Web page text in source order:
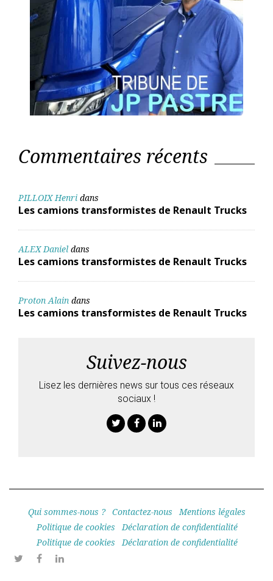
Commentaires récents
PILLOIX Henri dans
Les camions transformistes de Renault Trucks
ALEX Daniel dans
Les camions transformistes de Renault Trucks
Proton Alain dans
Les camions transformistes de Renault Trucks
Suivez-nous
Lisez les dernières news sur tous ces réseaux
sociaux !
Qui sommes-nous ? Contactez-nous
Mentions légales
Politique de cookies
Déclaration de confidentialité
Politique de cookies
Déclaration de confidentialité